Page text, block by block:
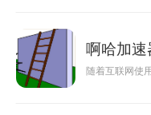
啊哈加速
随着互联网使